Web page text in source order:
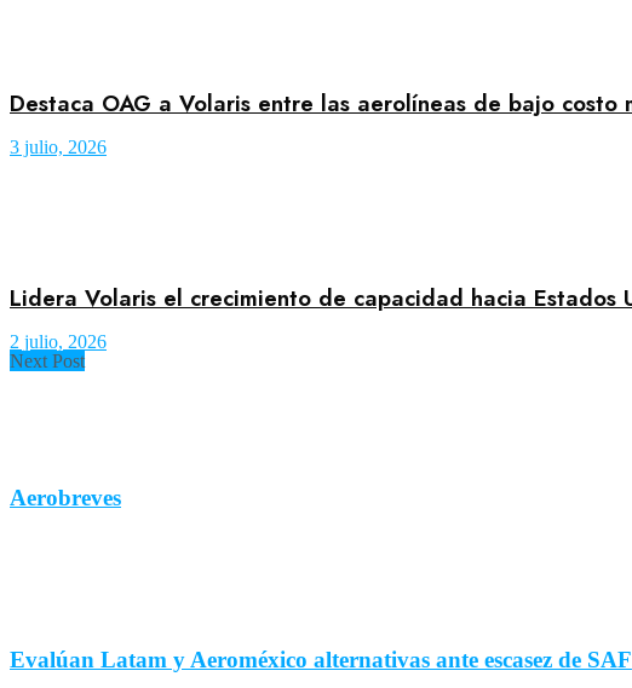
Destaca OAG a Volaris entre las aerolíneas de bajo costo
3 julio, 2026
Lidera Volaris el crecimiento de capacidad hacia Estados
2 julio, 2026
Next Post
Aerobreves
Evalúan Latam y Aeroméxico alternativas ante escasez de SAF